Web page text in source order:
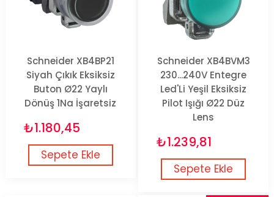
Schneider XB4BP21
Siyah Çıkık Eksiksiz
Buton Ø22 Yaylı
Dönüş 1Na İşaretsiz
₺1.180,45
Sepete Ekle
Schneider XB4BVM3
230...240V Entegre
Led'Li Yeşil Eksiksiz
Pilot Işığı Ø22 Düz
Lens
₺1.239,81
Sepete Ekle